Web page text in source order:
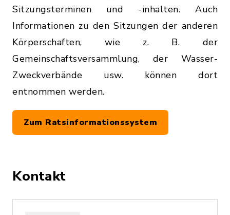
Sitzungsterminen und -inhalten. Auch
Informationen zu den Sitzungen der anderen
Körperschaften, wie z. B. der
Gemeinschaftsversammlung, der Wasser-
Zweckverbände usw. können dort
entnommen werden.
Zum Ratsinformationssystem
Kontakt